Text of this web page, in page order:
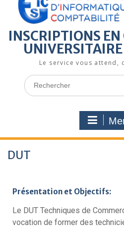
INSCRIPTIONS
Le service vous attend,
DUT
Présentation et Objectifs:
Le DUT Techniques de
vocation de former des